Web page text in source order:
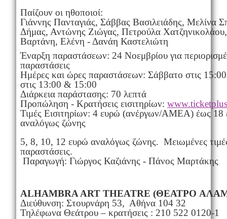
Παίζουν οι ηθοποιοί:
Γιάννης Πανταγιάς, Σάββας Βασιλειάδης, Μελίνα
Δήμας, Αντώνης Ζιώγας, Πετρούλα
Βαρτάνη, Ελένη - Δανάη Καστελιώτη
Έναρξη παραστάσεων: 24 Νοεμβρίου για
παραστάσεις
Ημέρες και ώρες παραστάσεων: Σάββατο στις
στις 13:00 & 15:00
Διάρκεια παράστασης: 70 λεπτά
Προπώληση - Κρατήσεις εισιτηρίων:
Τιμές Εισιτηρίων: 4 ευρώ (ανέργων/ΑΜΕΑ) έως 18
αναλόγως ζώνης
5, 8, 10, 12 ευρώ αναλόγως ζώνης. Μειωμένες
παραστάσεις.
Παραγωγή: Γιώργος Καζιάνης - Πάνος Μαρτάκης
ALHAMBRA ART THEATRΕ (ΘΕΑΤΡΟ
Διεύθυνση: Στουρνάρη 53, Αθήνα 104 32
Τηλέφωνα Θεάτρου – κρατήσεις : 210 522 0120-1